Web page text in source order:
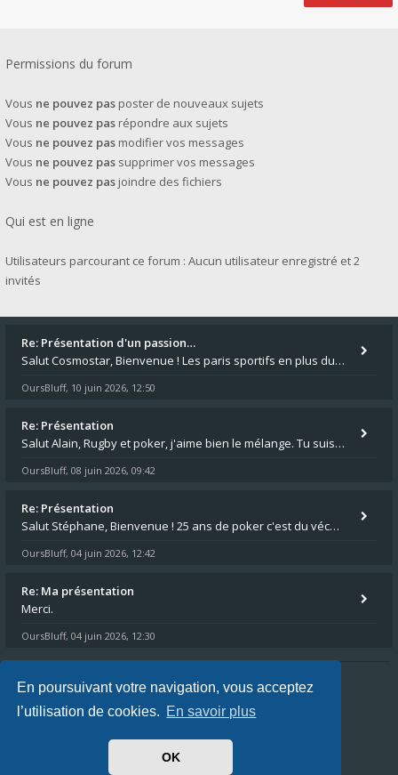
En poursuivant votre navigation, vous acceptez
l’utilisation de cookies. En savoir plus
OK
Permissions du forum
Vous ne pouvez pas poster de nouveaux sujets
Vous ne pouvez pas répondre aux sujets
Vous ne pouvez pas modifier vos messages
Vous ne pouvez pas supprimer vos messages
Vous ne pouvez pas joindre des fichiers
Qui est en ligne
Utilisateurs parcourant ce forum : Aucun utilisateur enregistré et 2
invités
Re: Présentation d'un passion…
Salut Cosmostar, Bienvenue ! Les paris sportifs en plus du poker, c'est ce que je fais aussi. Surtout la NBA, je mise su
OursBluff, 10 juin 2026, 12:50
Re: Présentation
Salut Alain, Rugby et poker, j'aime bien le mélange. Tu suis le rugby du coin ? Moi j'essaie d'aller voir des matchs de
OursBluff, 08 juin 2026, 09:42
Re: Présentation
Salut Stéphane, Bienvenue ! 25 ans de poker c'est du vécu quand même. Moi je suis relativementnouveau (2018) mais j'ai a
OursBluff, 04 juin 2026, 12:42
Re: Ma présentation
Merci.
OursBluff, 04 juin 2026, 12:30
Nous sommes le 06 août 2026, 21:34
Powered by
® Forum Software © phpBB Limited